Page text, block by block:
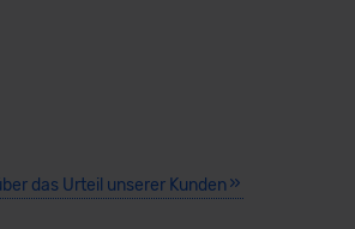
das Urteil unserer Kunden